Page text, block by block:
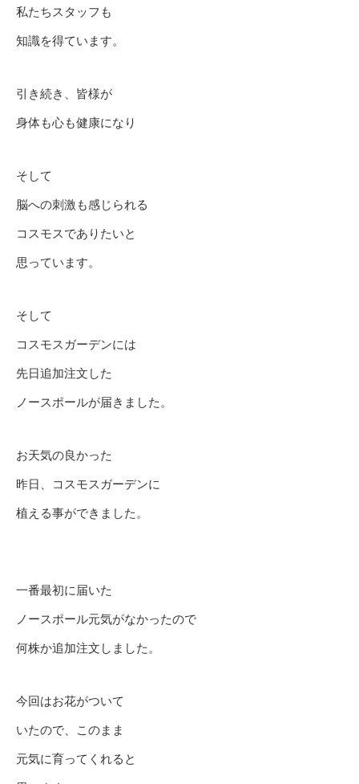
私たちスタッフも
知識を得ています。
引き続き、皆様が
身体も心も健康になり
そして
脳への刺激も感じられる
コスモスでありたいと
思っています。
そして
コスモスガーデンには
先日追加注文した
ノースポールが届きました。
お天気の良かった
昨日、コスモスガーデンに
植える事ができました。
一番最初に届いた
ノースポール元気がなかったので
何株か追加注文しました。
今回はお花がついて
いたので、このまま
元気に育ってくれると